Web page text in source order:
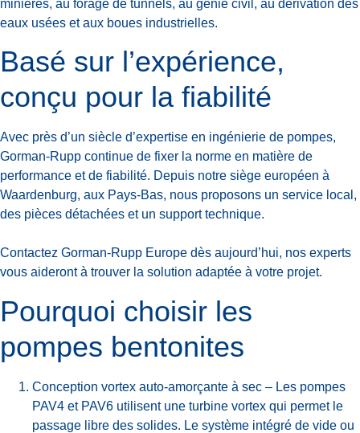
minières, au forage de tunnels, au génie civil, au dérivation des
eaux usées et aux boues industrielles.
Basé sur l’expérience,
conçu pour la fiabilité
Avec près d’un siècle d’expertise en ingénierie de pompes,
Gorman-Rupp continue de fixer la norme en matière de
performance et de fiabilité. Depuis notre siège européen à
Waardenburg, aux Pays-Bas, nous proposons un service local,
des pièces détachées et un support technique.
Contactez Gorman-Rupp Europe dès aujourd’hui, nos experts
vous aideront à trouver la solution adaptée à votre projet.
Pourquoi choisir les
pompes bentonites
Conception vortex auto-amorçante à sec – Les pompes
PAV4 et PAV6 utilisent une turbine vortex qui permet le
passage libre des solides. Le système intégré de vide ou